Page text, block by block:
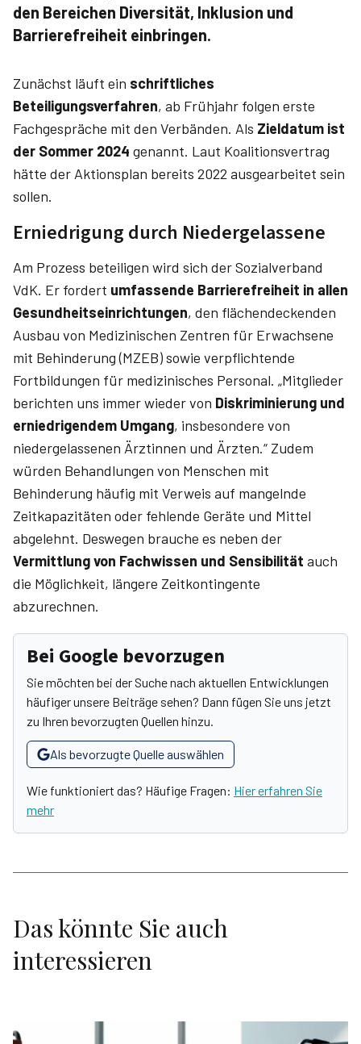
den Bereichen Diversität, Inklusion und
Barrierefreiheit einbringen.
Zunächst läuft ein schriftliches
Beteiligungsverfahren, ab Frühjahr folgen erste
Fachgespräche mit den Verbänden. Als Zieldatum ist
der Sommer 2024 genannt. Laut Koalitionsvertrag
hätte der Aktionsplan bereits 2022 ausgearbeitet sein
sollen.
Erniedrigung durch Niedergelassene
Am Prozess beteiligen wird sich der Sozialverband
VdK. Er fordert umfassende Barrierefreiheit in allen
Gesundheitseinrichtungen, den flächendeckenden
Ausbau von Medizinischen Zentren für Erwachsene
mit Behinderung (MZEB) sowie verpflichtende
Fortbildungen für medizinisches Personal. „Mitglieder
berichten uns immer wieder von Diskriminierung und
erniedrigendem Umgang, insbesondere von
niedergelassenen Ärztinnen und Ärzten.“ Zudem
würden Behandlungen von Menschen mit
Behinderung häufig mit Verweis auf mangelnde
Zeitkapazitäten oder fehlende Geräte und Mittel
abgelehnt. Deswegen brauche es neben der
Vermittlung von Fachwissen und Sensibilität auch
die Möglichkeit, längere Zeitkontingente
abzurechnen.
Bei Google bevorzugen
Sie möchten bei der Suche nach aktuellen Entwicklungen
häufiger unsere Beiträge sehen? Dann fügen Sie uns jetzt
zu Ihren bevorzugten Quellen hinzu.
Als bevorzugte Quelle auswählen
Wie funktioniert das? Häufige Fragen: Hier erfahren Sie
mehr
Das könnte Sie auch
interessieren